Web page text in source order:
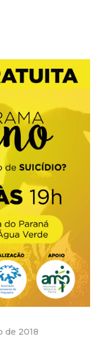
de 2018